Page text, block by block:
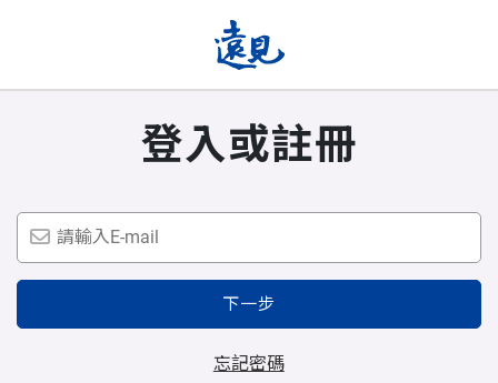
登入或註冊
下一步
忘記密碼